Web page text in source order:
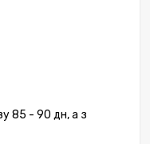
85 - 90 дн, а з